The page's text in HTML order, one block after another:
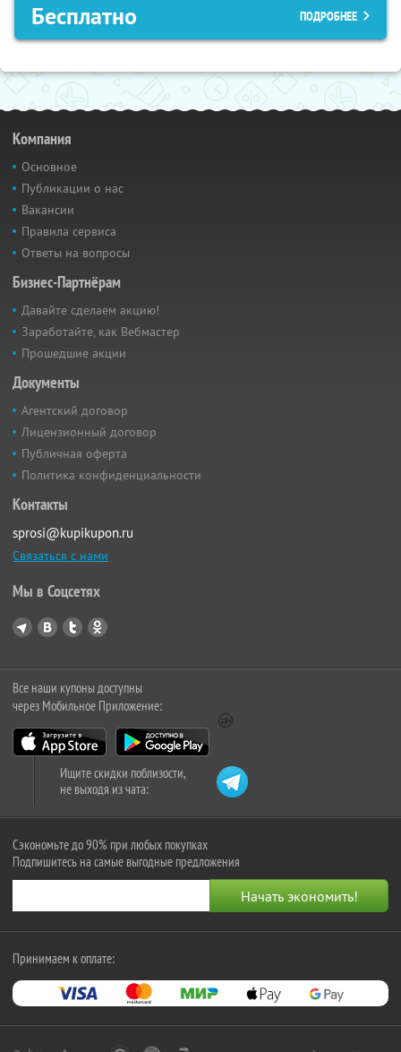
Бесплатно ПОДРОБНЕЕ
Компания
Основное
Публикации о нас
Вакансии
Правила сервиса
Ответы на вопросы
Бизнес-Партнёрам
Давайте сделаем акцию!
Заработайте, как Вебмастер
Прошедшие акции
Документы
Агентский договор
Лицензионный договор
Публичная оферта
Политика конфиденциальности
Контакты
sprosi@kupikupon.ru
Связаться с нами
Мы в Соцсетях
Все наши купоны доступны
через Мобильное Приложение:
Ищите скидки поблизости,
не выходя из чата:
Сэкономьте до 90% при любых покупках
Подпишитесь на самые выгодные предложения
Принимаем к оплате: